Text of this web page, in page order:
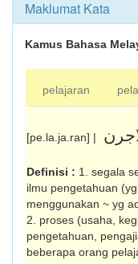
Maklumat Kata
Kamus Bahasa
pelajaran
[pe.la.ja.ran] |
Definisi : 1. segala
ilmu pengetahuan
menggunakan ~ yg
2. proses (usaha,
pengetahuan,
beberapa orang